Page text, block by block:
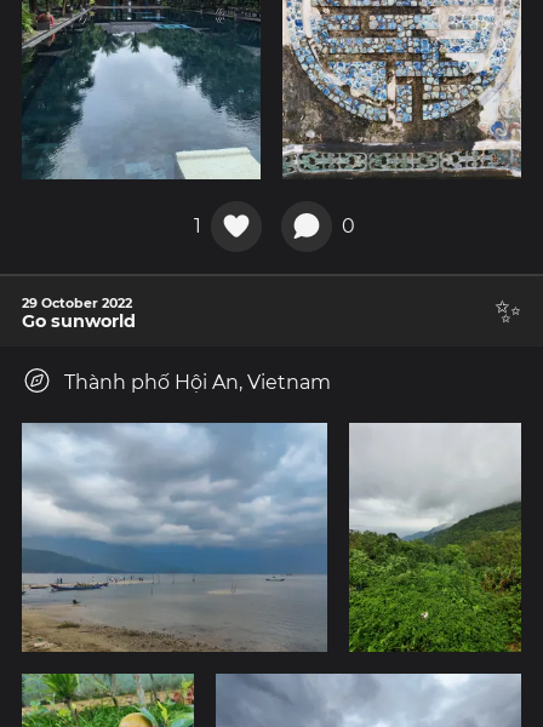
1 0
29 October 2022
Go sunworld ✨
Thành phố Hội An, Vietnam